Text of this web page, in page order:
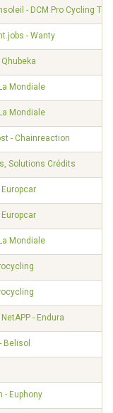
- DCM Pro Cycling
- Wanty
Qhubeka
Mondiale
Mondiale
- Chainreaction
Solutions Crédits
Mondiale
- Endura
Belisol
- Euphony